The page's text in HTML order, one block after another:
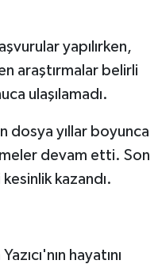
yapılırken,
araştırmalar belirli
ulaşılamadı.
dosya yıllar boyunca
devam etti. Son
kazandı.
hayatını